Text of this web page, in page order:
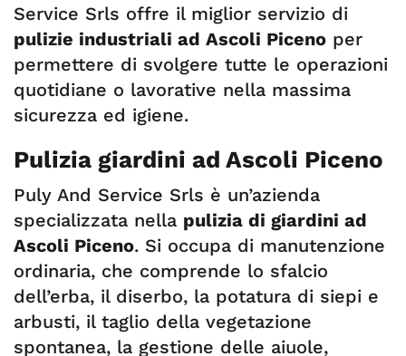
Service Srls offre il miglior servizio di
pulizie industriali ad Ascoli Piceno per
permettere di svolgere tutte le operazioni
quotidiane o lavorative nella massima
sicurezza ed igiene.
Pulizia giardini ad Ascoli Piceno
Puly And Service Srls è un’azienda
specializzata nella pulizia di giardini ad
Ascoli Piceno. Si occupa di manutenzione
ordinaria, che comprende lo sfalcio
dell’erba, il diserbo, la potatura di siepi e
arbusti, il taglio della vegetazione
spontanea, la gestione delle aiuole,